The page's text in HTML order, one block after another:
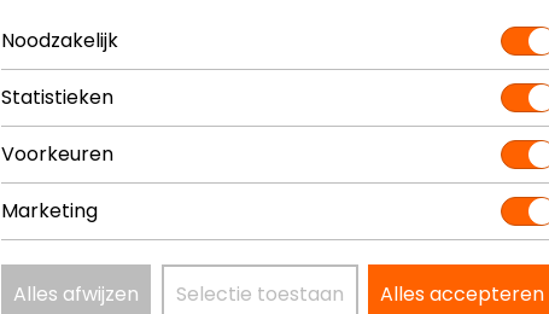
Noodzakelijk
Statistieken
Voorkeuren
Marketing
Alles afwijzen Selectie toestaan Alles accepteren